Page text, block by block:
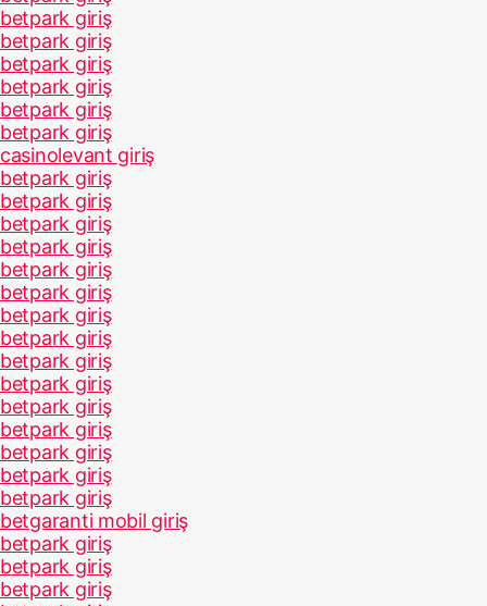
betpark giriş
betpark giriş
betpark giriş
betpark giriş
betpark giriş
betpark giriş
casinolevant giriş
betpark giriş
betpark giriş
betpark giriş
betpark giriş
betpark giriş
betpark giriş
betpark giriş
betpark giriş
betpark giriş
betpark giriş
betpark giriş
betpark giriş
betpark giriş
betpark giriş
betpark giriş
betgaranti mobil giriş
betpark giriş
betpark giriş
betpark giriş